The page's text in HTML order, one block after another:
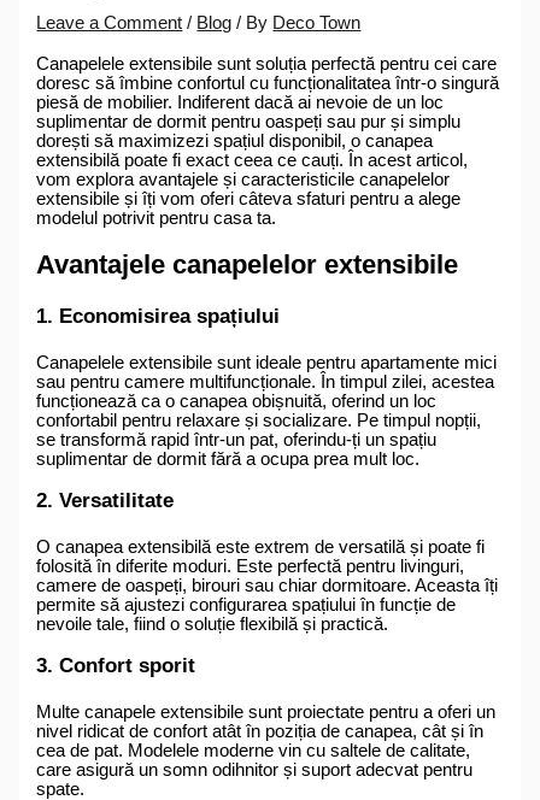
Leave a Comment / Blog / By Deco Town
Canapelele extensibile sunt soluția perfectă pentru cei care
doresc să îmbine confortul cu funcționalitatea într-o singură
piesă de mobilier. Indiferent dacă ai nevoie de un loc
suplimentar de dormit pentru oaspeți sau pur și simplu
dorești să maximizezi spațiul disponibil, o canapea
extensibilă poate fi exact ceea ce cauți. În acest articol,
vom explora avantajele și caracteristicile canapelelor
extensibile și îți vom oferi câteva sfaturi pentru a alege
modelul potrivit pentru casa ta.
Avantajele canapelelor extensibile
1. Economisirea spațiului
Canapelele extensibile sunt ideale pentru apartamente mici
sau pentru camere multifuncționale. În timpul zilei, acestea
funcționează ca o canapea obișnuită, oferind un loc
confortabil pentru relaxare și socializare. Pe timpul nopții,
se transformă rapid într-un pat, oferindu-ți un spațiu
suplimentar de dormit fără a ocupa prea mult loc.
2. Versatilitate
O canapea extensibilă este extrem de versatilă și poate fi
folosită în diferite moduri. Este perfectă pentru livinguri,
camere de oaspeți, birouri sau chiar dormitoare. Aceasta îți
permite să ajustezi configurarea spațiului în funcție de
nevoile tale, fiind o soluție flexibilă și practică.
3. Confort sporit
Multe canapele extensibile sunt proiectate pentru a oferi un
nivel ridicat de confort atât în poziția de canapea, cât și în
cea de pat. Modelele moderne vin cu saltele de calitate,
care asigură un somn odihnitor și suport adecvat pentru
spate.